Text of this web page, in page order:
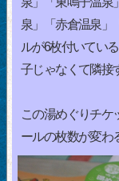
泉」「赤倉温泉」
ルが6枚付いてい
子じゃなくて隣接
この湯めぐりチケ
ールの枚数が変わ